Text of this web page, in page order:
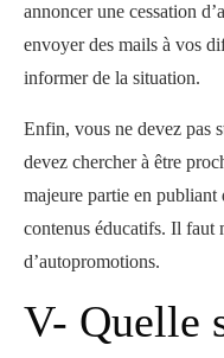
annoncer une cessation
envoyer des mails à vos
informer de la situation.
Enfin, vous ne devez pas
devez chercher à être
majeure partie en publiant
contenus éducatifs. Il faut
d’autopromotions.
V- Quelle